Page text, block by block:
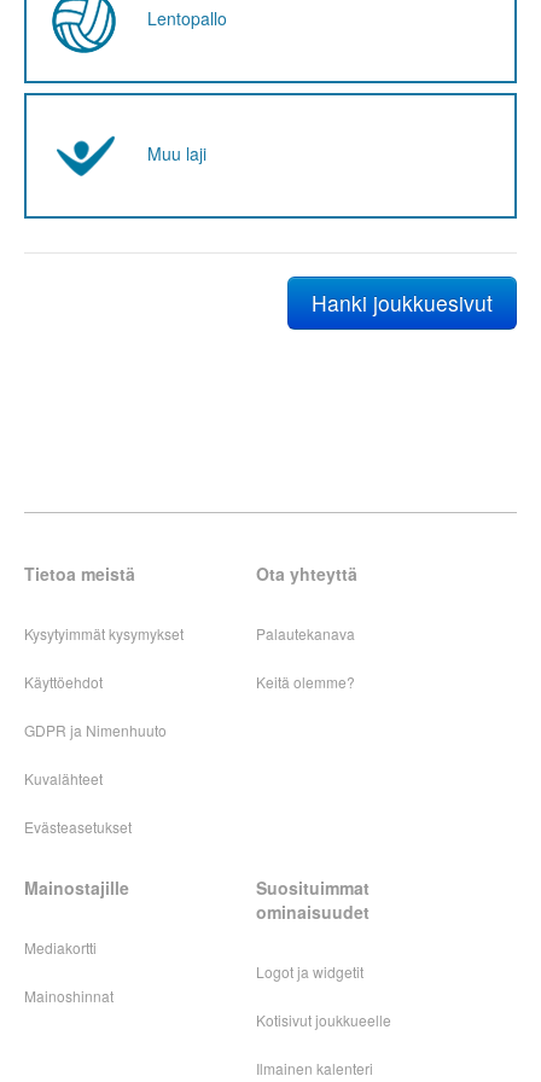
Lentopallo
Muu laji
Hanki joukkuesivut
Tietoa meistä
Kysytyimmät kysymykset
Käyttöehdot
GDPR ja Nimenhuuto
Kuvalähteet
Evästeasetukset
Ota yhteyttä
Palautekanava
Keitä olemme?
Mainostajille
Mediakortti
Mainoshinnat
Suosituimmat
ominaisuudet
Logot ja widgetit
Kotisivut joukkueelle
Ilmainen kalenteri